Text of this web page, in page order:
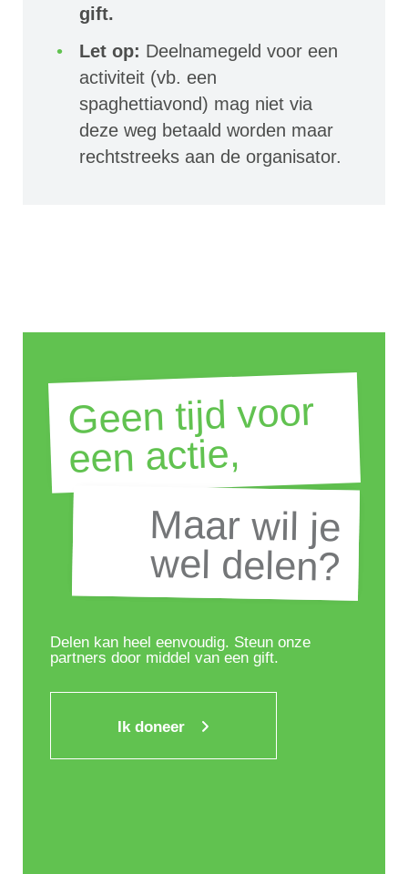
gift.
Let op: Deelnamegeld voor een
activiteit (vb. een
spaghettiavond) mag niet via
deze weg betaald worden maar
rechtstreeks aan de organisator.
Geen tijd voor
een actie,
Maar wil je
wel delen?
Maar wil je
wel delen?
Delen kan heel eenvoudig. Steun onze
partners door middel van een gift.
Ik doneer